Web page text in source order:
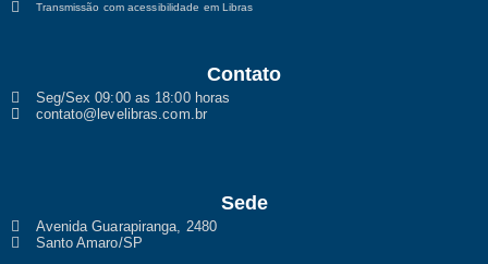
Transmissão com acessibilidade em Libras
Contato
Seg/Sex 09:00 as 18:00 horas
contato@levelibras.com.br
Sede
Avenida Guarapiranga, 2480
Santo Amaro/SP